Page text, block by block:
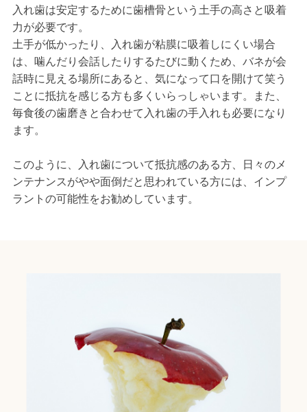
入れ歯は安定するために歯槽骨という土手の高さと吸着
力が必要です。
土手が低かったり、入れ歯が粘膜に吸着しにくい場合
は、噛んだり会話したりするたびに動くため、バネが会
話時に見える場所にあると、気になって口を開けて笑う
ことに抵抗を感じる方も多くいらっしゃいます。また、
毎食後の歯磨きと合わせて入れ歯の手入れも必要になり
ます。
このように、入れ歯について抵抗感のある方、日々のメ
ンテナンスがやや面倒だと思われている方には、インプ
ラントの可能性をお勧めしています。